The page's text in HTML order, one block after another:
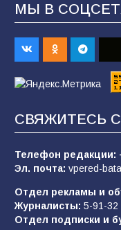
В Батайске
98 04.08.2026
«Слухами
заявления
отчаяние, а не
МЫ В
СВЯЖИТЕСЬ
Телефон редакции:
Эл. почта: vpered-
Отдел рекламы и
Журналисты: 5-91-32
Отдел подписки и